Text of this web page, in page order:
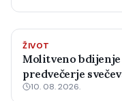
ŽIVOT
Molitveno bdijenje
predvečerje
10. 08. 2026.